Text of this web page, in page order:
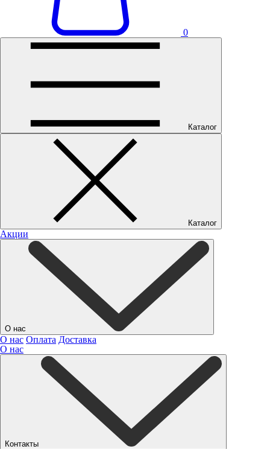
0
Каталог
Каталог
Акции
О нас
О нас Оплата Доставка
О нас
Контакты